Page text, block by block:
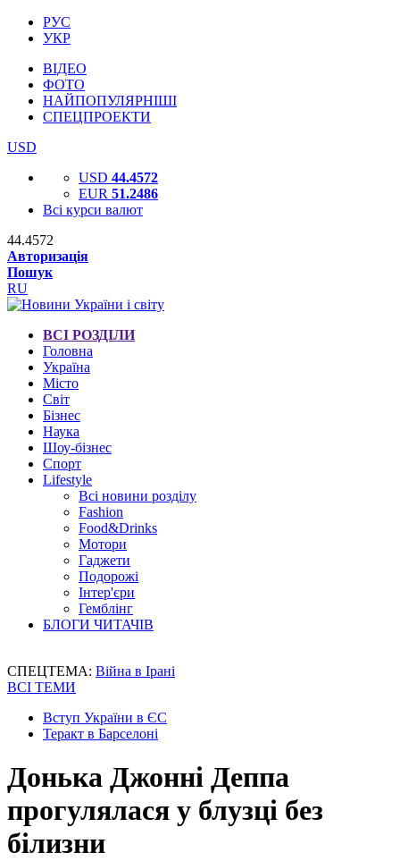
РУС
УКР
ВІДЕО
ФОТО
НАЙПОПУЛЯРНІШІ
СПЕЦПРОЕКТИ
USD
USD 44.4572
EUR 51.2486
Всі курси валют
44.4572
Авторизація
Пошук
RU
ВСІ РОЗДІЛИ
Головна
Україна
Місто
Світ
Бізнес
Наука
Шоу-бізнес
Спорт
Lifestyle
Всі новини розділу
Fashion
Food&Drinks
Мотори
Гаджети
Подорожі
Інтер'єри
Гемблінг
БЛОГИ ЧИТАЧІВ
СПЕЦТЕМА: Війна в Ірані
ВСІ ТЕМИ
Вступ України в ЄС
Теракт в Барселоні
Донька Джонні Деппа
прогулялася у блузці без
білизни